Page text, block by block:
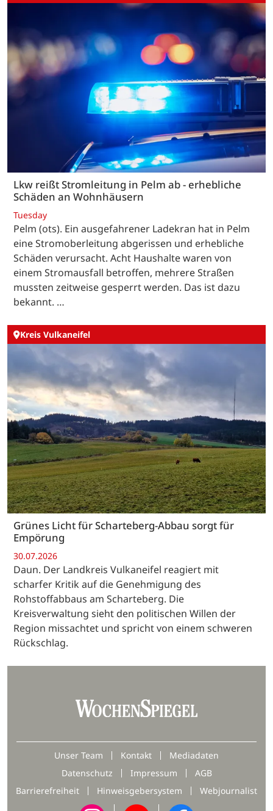
Lkw reißt Stromleitung in Pelm ab - erhebliche
Schäden an Wohnhäusern
Tuesday
Pelm (ots). Ein ausgefahrener Ladekran hat in Pelm
eine Stromoberleitung abgerissen und erhebliche
Schäden verursacht. Acht Haushalte waren von
einem Stromausfall betroffen, mehrere Straßen
mussten zeitweise gesperrt werden. Das ist dazu
bekannt. …
Kreis Vulkaneifel
Grünes Licht für Scharteberg-Abbau sorgt für
Empörung
30.07.2026
Daun. Der Landkreis Vulkaneifel reagiert mit
scharfer Kritik auf die Genehmigung des
Rohstoffabbaus am Scharteberg. Die
Kreisverwaltung sieht den politischen Willen der
Region missachtet und spricht von einem schweren
Rückschlag.
Unser Team Kontakt
Mediadaten
Datenschutz
Impressum
AGB
Barrierefreiheit
Hinweisgebersystem Webjournalist